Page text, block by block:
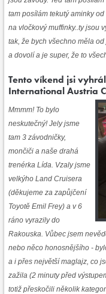
tam posílám tekutý aminky
na vločkový muffinky..ty jsou
tak, že bych všechno měla
a dovolí a je super, že to
Tento víkend jsi
International Austria
Mmmm! To bylo
neskutečný! Jely jsme
tam 3 závodničky,
mončiči a naše drahá
trenérka Lída. Vzaly jsme
velkýho Land Cruisera
(děkujeme za zapůjčení
Toyotě Emil Frey) a v 6
ráno vyrazily do
Rakouska. Vůbec jsem
nebo něco honosnějšího -
a i přes největší maglajz, co
zažila (2 minuty před
totiž přeskočili několik